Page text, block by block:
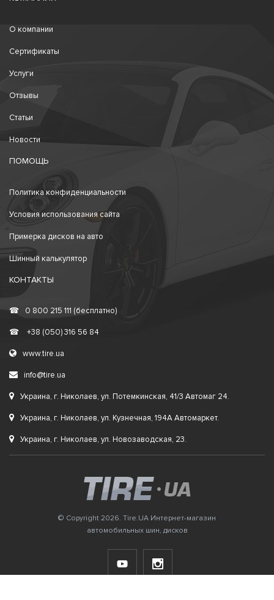
О компании
Сертификаты
Услуги
Отзывы
Статьи
Новости
ПОМОЩЬ
Политика конфиденциальности
Условия использования сайта
Примерка дисков на авто
Шинный калькулятор
КОНТАКТЫ
☎ 0 800 215 111 (бесплатно)
☎ +38 (050) 316 56 84
www.tire.ua
info@tire.ua
Украина, г. Николаев, ул. Потемкинская, 41/3 Автомаг 24.
Украина, г. Николаев, ул. Кузнечная, 194А Автомаркет.
Украина, г. Николаев, ул. Новозаводская, 23.
© Copyright 2026. Tire.UA Интернет-магазин
автомобильных шин, дисков